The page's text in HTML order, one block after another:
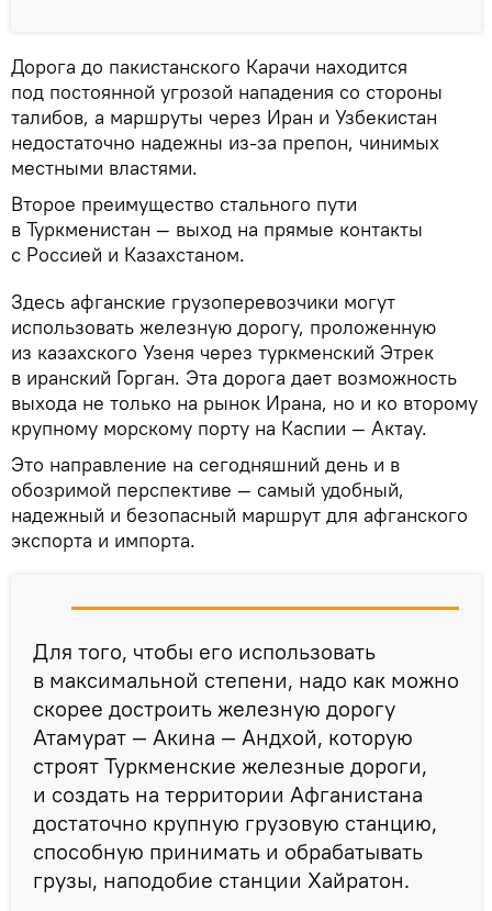
Дорога до пакистанского Карачи находится
под постоянной угрозой нападения со стороны
талибов, а маршруты через Иран и Узбекистан
недостаточно надежны из-за препон, чинимых
местными властями.
Второе преимущество стального пути
в Туркменистан — выход на прямые контакты
с Россией и Казахстаном.
Здесь афганские грузоперевозчики могут
использовать железную дорогу, проложенную
из казахского Узеня через туркменский Этрек
в иранский Горган. Эта дорога дает возможность
выхода не только на рынок Ирана, но и ко второму
крупному морскому порту на Каспии — Актау.
Это направление на сегодняшний день и в
обозримой перспективе — самый удобный,
надежный и безопасный маршрут для афганского
экспорта и импорта.
Для того, чтобы его использовать
в максимальной степени, надо как можно
скорее достроить железную дорогу
Атамурат — Акина — Андхой, которую
строят Туркменские железные дороги,
и создать на территории Афганистана
достаточно крупную грузовую станцию,
способную принимать и обрабатывать
грузы, наподобие станции Хайратон.